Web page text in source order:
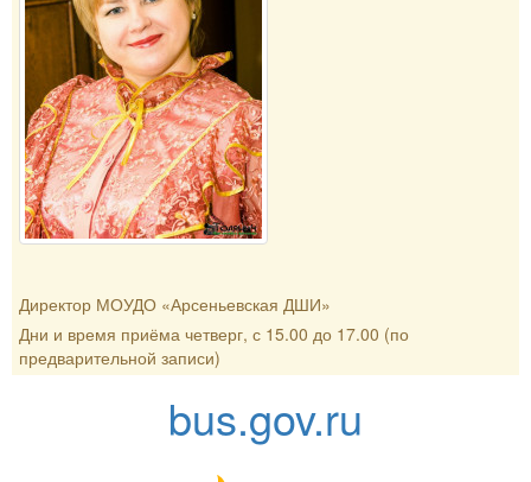
Директор МОУДО «Арсеньевская ДШИ»
Дни и время приёма четверг, с 15.00 до 17.00 (по
предварительной записи)
bus.gov.ru